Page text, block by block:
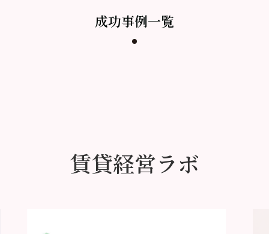
成功事例一覧
賃貸経営ラボ